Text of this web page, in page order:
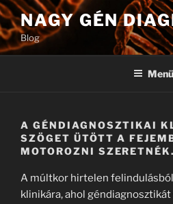
Tartalomhoz
NAGY GÉN
Blog
Menü
A GÉNDIAGNOSZTIKAI
SZÖGET ÜTÖTT A
MOTOROZNI SZERETNÉK.
A múltkor hirtelen
klinikára, ahol